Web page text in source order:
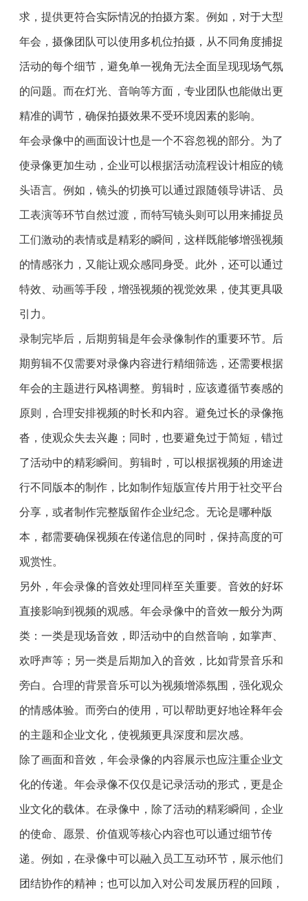
求，提供更符合实际情况的拍摄方案。例如，对于大型
年会，摄像团队可以使用多机位拍摄，从不同角度捕捉
活动的每个细节，避免单一视角无法全面呈现现场气氛
的问题。而在灯光、音响等方面，专业团队也能做出更
精准的调节，确保拍摄效果不受环境因素的影响。
年会录像中的画面设计也是一个不容忽视的部分。为了
使录像更加生动，企业可以根据活动流程设计相应的镜
头语言。例如，镜头的切换可以通过跟随领导讲话、员
工表演等环节自然过渡，而特写镜头则可以用来捕捉员
工们激动的表情或是精彩的瞬间，这样既能够增强视频
的情感张力，又能让观众感同身受。此外，还可以通过
特效、动画等手段，增强视频的视觉效果，使其更具吸
引力。
录制完毕后，后期剪辑是年会录像制作的重要环节。后
期剪辑不仅需要对录像内容进行精细筛选，还需要根据
年会的主题进行风格调整。剪辑时，应该遵循节奏感的
原则，合理安排视频的时长和内容。避免过长的录像拖
沓，使观众失去兴趣；同时，也要避免过于简短，错过
了活动中的精彩瞬间。剪辑时，可以根据视频的用途进
行不同版本的制作，比如制作短版宣传片用于社交平台
分享，或者制作完整版留作企业纪念。无论是哪种版
本，都需要确保视频在传递信息的同时，保持高度的可
观赏性。
另外，年会录像的音效处理同样至关重要。音效的好坏
直接影响到视频的观感。年会录像中的音效一般分为两
类：一类是现场音效，即活动中的自然音响，如掌声、
欢呼声等；另一类是后期加入的音效，比如背景音乐和
旁白。合理的背景音乐可以为视频增添氛围，强化观众
的情感体验。而旁白的使用，可以帮助更好地诠释年会
的主题和企业文化，使视频更具深度和层次感。
除了画面和音效，年会录像的内容展示也应注重企业文
化的传递。年会录像不仅仅是记录活动的形式，更是企
业文化的载体。在录像中，除了活动的精彩瞬间，企业
的使命、愿景、价值观等核心内容也可以通过细节传
递。例如，在录像中可以融入员工互动环节，展示他们
团结协作的精神；也可以加入对公司发展历程的回顾，